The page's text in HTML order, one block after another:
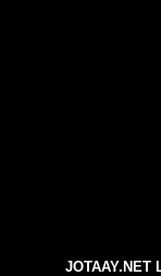
JOTAAY.NET